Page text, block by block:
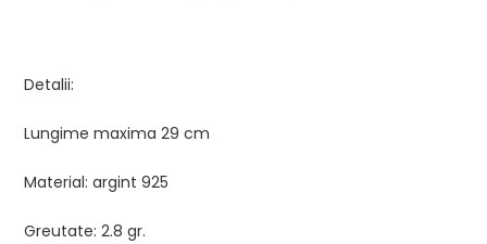
Detalii:
Lungime maxima 29 cm
Material: argint 925
Greutate: 2.8 gr.